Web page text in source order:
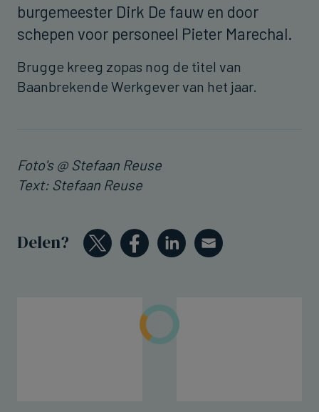
burgemeester Dirk De fauw en door
schepen voor personeel Pieter Marechal.
Brugge kreeg zopas nog de titel van
Baanbrekende Werkgever van het jaar.
Foto's @ Stefaan Reuse
Text: Stefaan Reuse
Delen?